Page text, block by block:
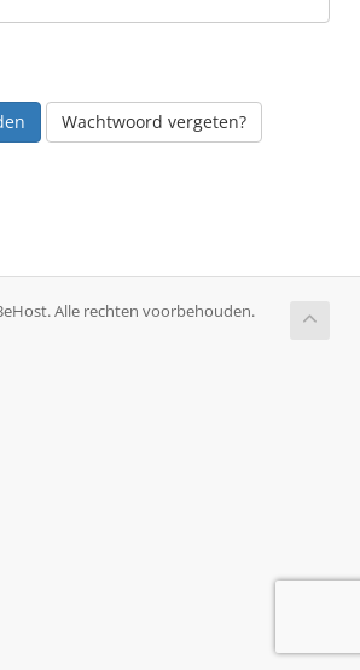
Wachtwoord vergeten?
Alle rechten voorbehouden.